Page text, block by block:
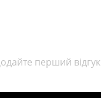
перший відгук